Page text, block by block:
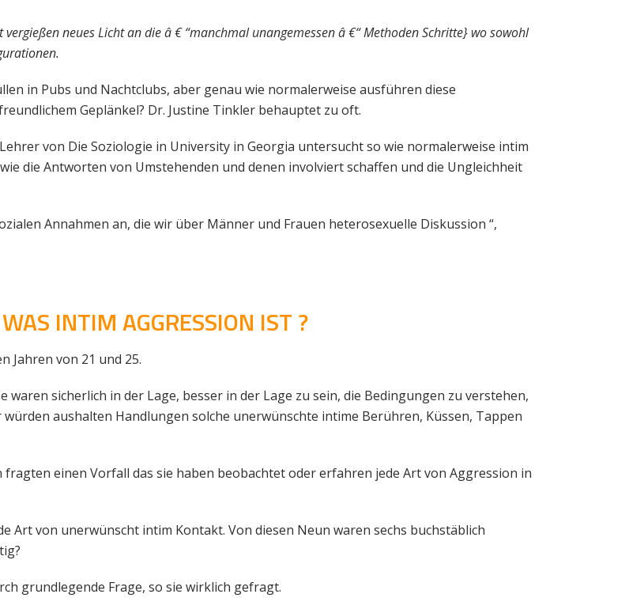
neues Licht an die â € “manchmal unangemessen â €“ Methoden Schritte} wo sowohl
in Pubs und Nachtclubs, aber genau wie normalerweise ausführen diese
Geplänkel? Dr. Justine Tinkler behauptet zu oft.
von Die Soziologie in University in Georgia untersucht so wie normalerweise intim
die Antworten von Umstehenden und denen involviert schaffen und die Ungleichheit
Annahmen an, die wir über Männer und Frauen heterosexuelle Diskussion “,
INTIM AGGRESSION IST ?
Jahren von 21 und 25.
sicherlich in der Lage, besser in der Lage zu sein, die Bedingungen zu verstehen,
aushalten Handlungen solche unerwünschte intime Berühren, Küssen, Tappen
einen Vorfall das sie haben beobachtet oder erfahren jede Art von Aggression in
Art von unerwünscht intim Kontakt. Von diesen Neun waren sechs buchstäblich
grundlegende Frage, so sie wirklich gefragt.